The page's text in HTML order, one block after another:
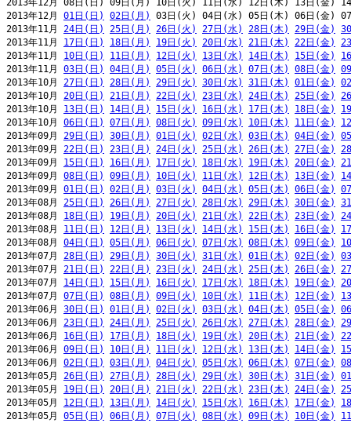
2013年12月 08日(日) 09日(月) 10日(火) 11日(水) 12日(木) 13日(金)
2013年12月 01日(日) 02日(月)
03日(火) 04日(水) 05日(木) 06日(金)
2013年11月 24日(日) 25日(月) 26日(火) 27日(水) 28日(木) 29日(金)
2013年11月 17日(日) 18日(月) 19日(火) 20日(水) 21日(木) 22日(金)
2013年11月 10日(日) 11日(月) 12日(火) 13日(水) 14日(木) 15日(金)
2013年11月 03日(日) 04日(月) 05日(火) 06日(水) 07日(木) 08日(金)
2013年10月 27日(日) 28日(月) 29日(火) 30日(水) 31日(木) 01日(金)
2013年10月 20日(日) 21日(月) 22日(火) 23日(水) 24日(木) 25日(金)
2013年10月 13日(日) 14日(月) 15日(火) 16日(水) 17日(木) 18日(金)
2013年10月 06日(日) 07日(月) 08日(火) 09日(水) 10日(木) 11日(金)
2013年09月 29日(日) 30日(月) 01日(火) 02日(水) 03日(木) 04日(金)
2013年09月 22日(日) 23日(月) 24日(火) 25日(水) 26日(木) 27日(金)
2013年09月 15日(日) 16日(月) 17日(火) 18日(水) 19日(木) 20日(金)
2013年09月 08日(日) 09日(月) 10日(火) 11日(水) 12日(木) 13日(金)
2013年09月 01日(日) 02日(月) 03日(火) 04日(水) 05日(木) 06日(金)
2013年08月 25日(日) 26日(月) 27日(火) 28日(水) 29日(木) 30日(金)
2013年08月 18日(日) 19日(月) 20日(火) 21日(水) 22日(木) 23日(金)
2013年08月 11日(日) 12日(月) 13日(火) 14日(水) 15日(木) 16日(金)
2013年08月 04日(日) 05日(月) 06日(火) 07日(水) 08日(木) 09日(金)
2013年07月 28日(日) 29日(月) 30日(火) 31日(水) 01日(木) 02日(金)
2013年07月 21日(日) 22日(月) 23日(火) 24日(水) 25日(木) 26日(金)
2013年07月 14日(日) 15日(月) 16日(火) 17日(水) 18日(木) 19日(金)
2013年07月 07日(日) 08日(月) 09日(火) 10日(水) 11日(木) 12日(金)
2013年06月 30日(日) 01日(月) 02日(火) 03日(水) 04日(木) 05日(金)
2013年06月 23日(日) 24日(月) 25日(火) 26日(水) 27日(木) 28日(金)
2013年06月 16日(日) 17日(月) 18日(火) 19日(水) 20日(木) 21日(金)
2013年06月 09日(日) 10日(月) 11日(火) 12日(水) 13日(木) 14日(金)
2013年06月 02日(日) 03日(月) 04日(火) 05日(水) 06日(木) 07日(金)
2013年05月 26日(日) 27日(月) 28日(火) 29日(水) 30日(木) 31日(金)
2013年05月 19日(日) 20日(月) 21日(火) 22日(水) 23日(木) 24日(金)
2013年05月 12日(日) 13日(月) 14日(火) 15日(水) 16日(木) 17日(金)
2013年05月 05日(日) 06日(月) 07日(火) 08日(水) 09日(木) 10日(金)